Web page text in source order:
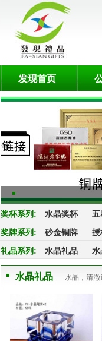
发现首页
奖杯系列 : 水晶奖杯 五
奖牌系列 : 砂金铜牌 授
礼品系列 : 水晶礼品 水
水晶礼品 水晶，清澈